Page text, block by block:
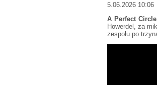
5.06.2026 10:06
A Perfect
Howerdel, za
zespołu po